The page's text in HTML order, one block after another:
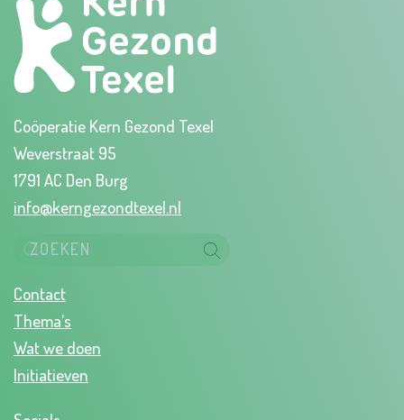
Coöperatie Kern Gezond Texel
Weverstraat 95
1791 AC Den Burg
info@kerngezondtexel.nl
Contact
Thema’s
Wat we doen
Initiatieven